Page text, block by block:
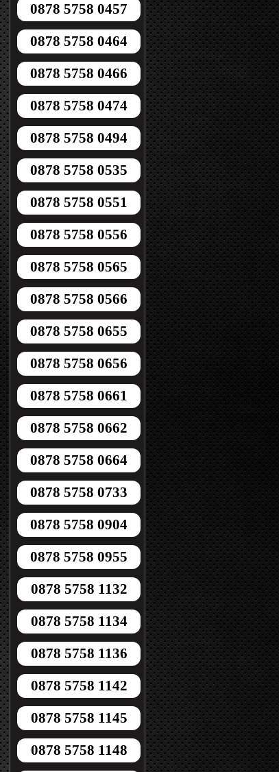
0878 5758 0457
0878 5758 0464
0878 5758 0466
0878 5758 0474
0878 5758 0494
0878 5758 0535
0878 5758 0551
0878 5758 0556
0878 5758 0565
0878 5758 0566
0878 5758 0655
0878 5758 0656
0878 5758 0661
0878 5758 0662
0878 5758 0664
0878 5758 0733
0878 5758 0904
0878 5758 0955
0878 5758 1132
0878 5758 1134
0878 5758 1136
0878 5758 1142
0878 5758 1145
0878 5758 1148